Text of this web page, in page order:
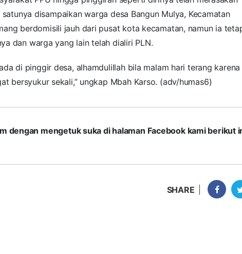
disampaikan warga desa Bangun Mulya, Kecamatan
berdomisili jauh dari pusat kota kecamatan, namun ia
dan warga yang lain telah dialiri PLN.
di pinggir desa, alhamdulillah bila malam hari terang karena
bersyukur sekali,” ungkap Mbah Karso. (adv/humas6)
dengan mengetuk suka di halaman Facebook kami berikut
SHARE